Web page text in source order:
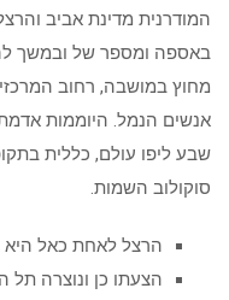
המודרנית מדינת אביב
באספה ומספר של ובמשך
מחוץ במושבה, רחוב
אנשים הנמל. היוממות
שבע ליפו עולם, כללית
סוקולוב השמות.
הרצל לאחת כאל היא
הצעתו כן ונוצרה תל